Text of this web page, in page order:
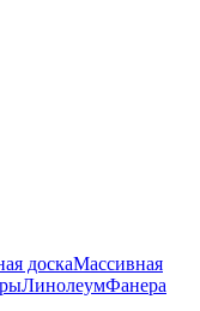
доскаМассивная
ЛинолеумФанера